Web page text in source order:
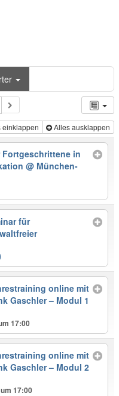
einklappen Alles ausklappen
in
@ München-
für
online mit
Gaschler – Modul 1
17:00
online mit
Gaschler – Modul 2
17:00